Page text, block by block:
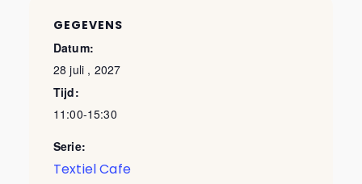
GEGEVENS
Datum:
28 juli , 2027
Tijd:
11:00-15:30
Serie:
Textiel Cafe